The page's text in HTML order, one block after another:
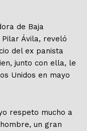
de Baja
Ávila, reveló
del ex panista
junto con ella, le
Unidos en mayo
respeto mucho a
un gran